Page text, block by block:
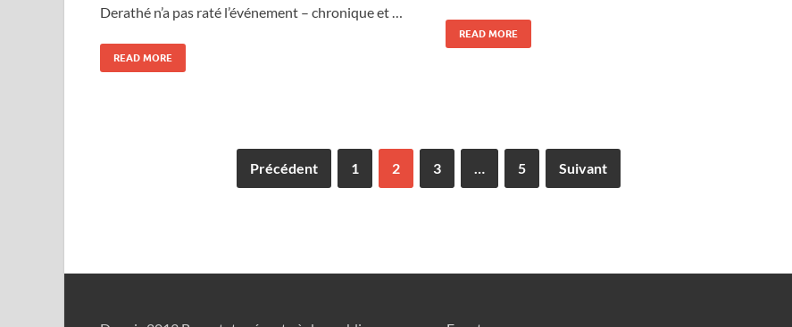
Derathé n’a pas raté l’événement – chronique et …
READ MORE
READ MORE
Précédent 1 2 3 … 5 Suivant